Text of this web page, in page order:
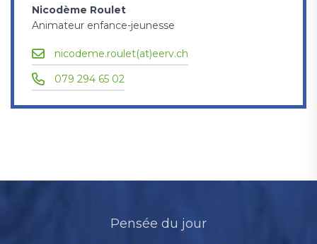
Nicodème Roulet
Animateur enfance-jeunesse
nicodeme.roulet(at)eerv.ch
079 294 65 02
Pensée du jour